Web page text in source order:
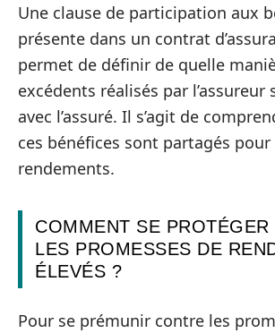
Une clause de participation aux
présente dans un contrat
permet de définir de quelle
excédents réalisés par
avec l’assuré. Il s’agit de
ces bénéfices sont partagés
rendements.
COMMENT SE PROTÉGER
LES PROMESSES DE
ÉLEVÉS ?
Pour se prémunir contre les